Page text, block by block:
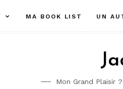
MA BOOK LIST UN
Mon Grand Plaisir